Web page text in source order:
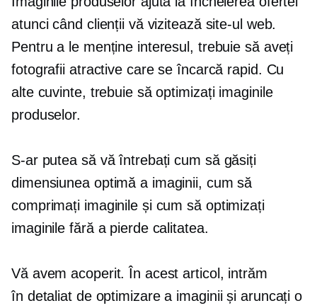
atunci când clienții vă vizitează site-ul web.
Pentru a le menține interesul, trebuie să aveți
fotografii atractive care se încarcă rapid. Cu
alte cuvinte, trebuie să optimizați imaginile
produselor.
S-ar putea să vă întrebați cum să găsiți
dimensiunea optimă a imaginii, cum să
comprimați imaginile și cum să optimizați
imaginile fără a pierde calitatea.
Vă avem acoperit. În acest articol, intrăm
în detaliatde optimizare a imaginii și aruncați o